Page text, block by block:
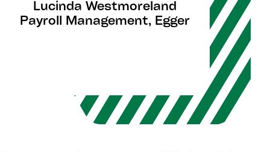
Lucinda Westmoreland
Payroll Management, Egger